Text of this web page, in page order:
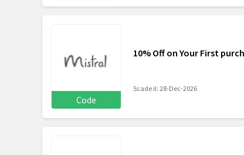
Code
10% Off on Your First
Scade il: 28-Dec-2026